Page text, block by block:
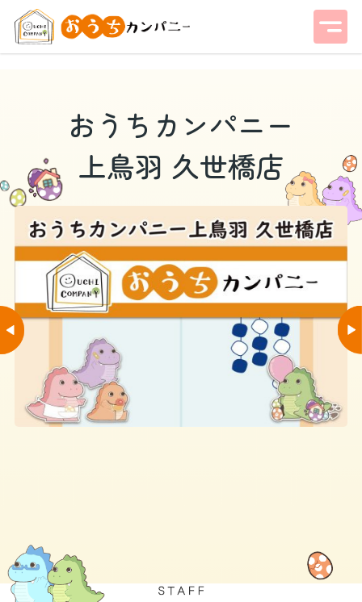
おうちカンパニー
上鳥羽 久世橋店